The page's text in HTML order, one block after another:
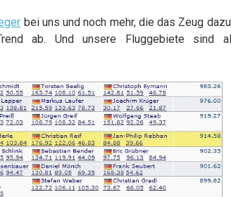
bei uns und noch mehr, die das Zeug
ab. Und unsere Fluggebiete sind